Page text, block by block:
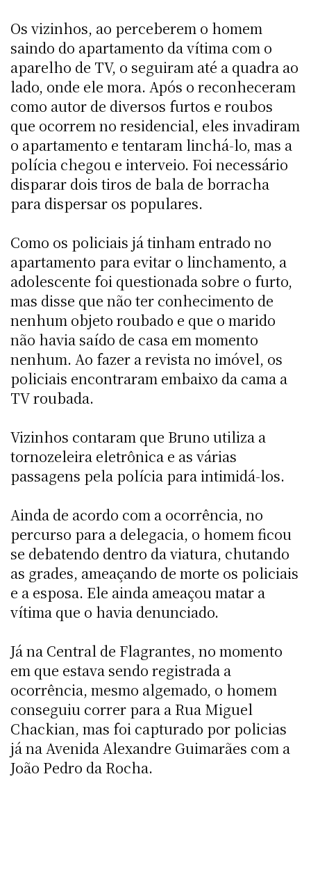
Os vizinhos, ao perceberem o homem
saindo do apartamento da vítima com o
aparelho de TV, o seguiram até a quadra ao
lado, onde ele mora. Após o reconheceram
como autor de diversos furtos e roubos
que ocorrem no residencial, eles invadiram
o apartamento e tentaram linchá-lo, mas a
polícia chegou e interveio. Foi necessário
disparar dois tiros de bala de borracha
para dispersar os populares.
Como os policiais já tinham entrado no
apartamento para evitar o linchamento, a
adolescente foi questionada sobre o furto,
mas disse que não ter conhecimento de
nenhum objeto roubado e que o marido
não havia saído de casa em momento
nenhum. Ao fazer a revista no imóvel, os
policiais encontraram embaixo da cama a
TV roubada.
Vizinhos contaram que Bruno utiliza a
tornozeleira eletrônica e as várias
passagens pela polícia para intimidá-los.
Ainda de acordo com a ocorrência, no
percurso para a delegacia, o homem ficou
se debatendo dentro da viatura, chutando
as grades, ameaçando de morte os policiais
e a esposa. Ele ainda ameaçou matar a
vítima que o havia denunciado.
Já na Central de Flagrantes, no momento
em que estava sendo registrada a
ocorrência, mesmo algemado, o homem
conseguiu correr para a Rua Miguel
Chackian, mas foi capturado por policias
já na Avenida Alexandre Guimarães com a
João Pedro da Rocha.